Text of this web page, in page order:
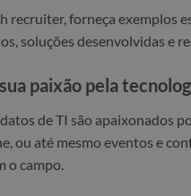
recruiter, forneça exemplos
soluções desenvolvidas e
paixão pela
de TI são apaixonados
ou até mesmo eventos e
o campo.